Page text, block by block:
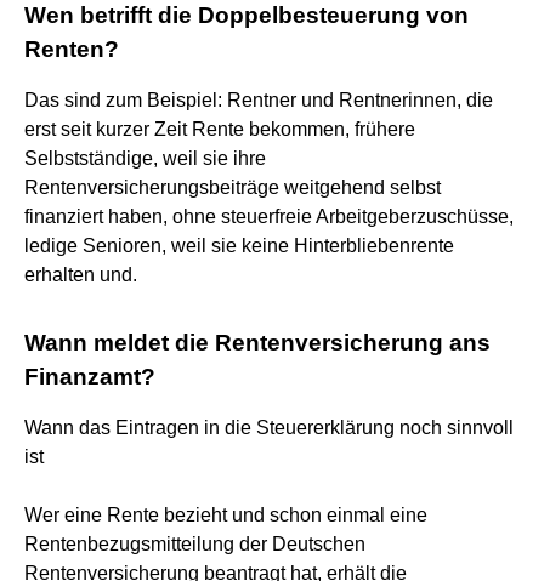
Wen betrifft die Doppelbesteuerung von
Renten?
Das sind zum Beispiel: Rentner und Rentnerinnen, die
erst seit kurzer Zeit Rente bekommen, frühere
Selbstständige, weil sie ihre
Rentenversicherungsbeiträge weitgehend selbst
finanziert haben, ohne steuerfreie Arbeitgeberzuschüsse,
ledige Senioren, weil sie keine Hinterbliebenrente
erhalten und.
Wann meldet die Rentenversicherung ans
Finanzamt?
Wann das Eintragen in die Steuererklärung noch sinnvoll
ist
Wer eine Rente bezieht und schon einmal eine
Rentenbezugsmitteilung der Deutschen
Rentenversicherung beantragt hat, erhält die